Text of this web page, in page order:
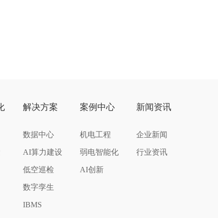
解决方案
数据中心
AI算力建设
低空巡检
数字孪生
IBMS
案例中心
机电工程
弱电智能化
AI创新
新闻资讯
企业新闻
行业资讯